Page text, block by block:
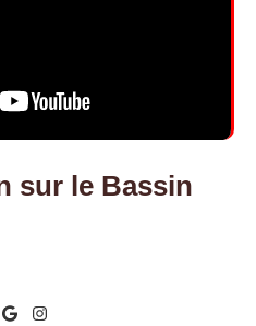
sur le Bassin